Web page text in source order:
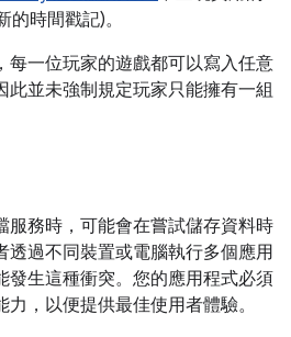
時間戳記)。
，每一位玩家的遊戲都可以寫入任意
此並未強制規定玩家只能擁有一組
服務時，可能會在嘗試儲存資料時
透過不同裝置或電腦執行多個應用
發生這種衝突。您的應用程式必須
，以便提供最佳使用者體驗。